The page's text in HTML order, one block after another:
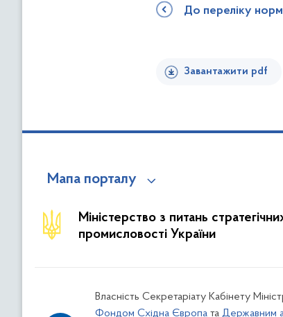
До переліку
Завантажити pdf
Мапа порталу
Міністерство з питань
промисловості України
Власність Секретаріату Кабінету
Фондом Східна Європа та Державним